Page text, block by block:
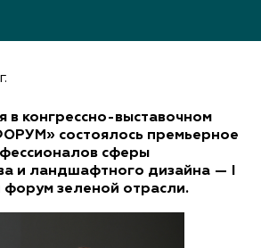
в конгрессно-выставочном
состоялось премьерное
сферы
и ландшафтного дизайна — I
зеленой отрасли.